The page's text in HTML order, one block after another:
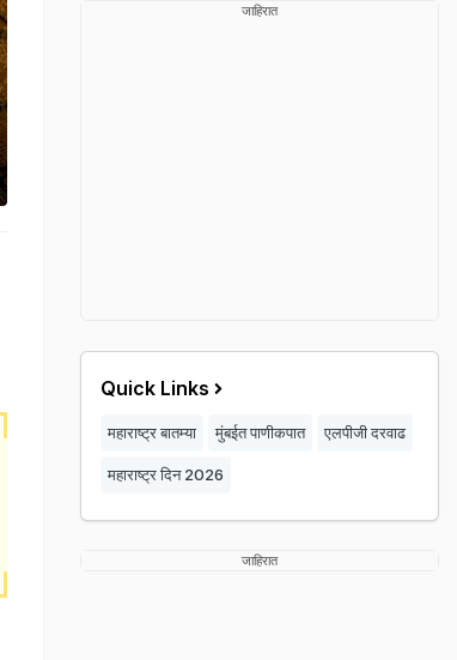
जाहिरात
Quick Links
महाराष्ट्र बातम्या मुंबईत पाणीकपात एलपीजी दरवाढ
महाराष्ट्र दिन 2026
जाहिरात